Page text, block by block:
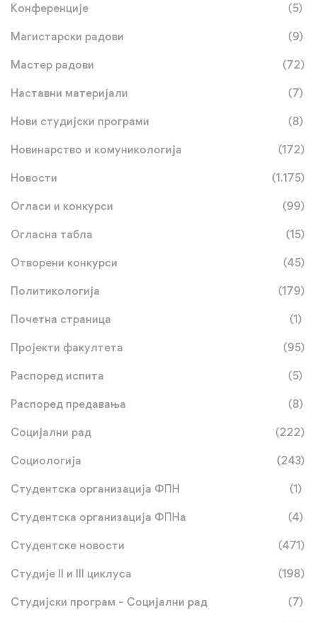
Конференције (5)
Магистарски радови (9)
Мастер радови (72)
Наставни материјали (7)
Нови студијски програми (8)
Новинарство и комуникологија (172)
Новости (1.175)
Огласи и конкурси (99)
Огласна табла (15)
Отворени конкурси (45)
Политикологија (179)
Почетна страница (1)
Пројекти факултета (95)
Распоред испита (5)
Распоред предавања (8)
Социјални рад (222)
Социологија (243)
Студентска организација ФПН (1)
Студентска организација ФПНа (4)
Студентске новости (471)
Студије II и III циклуса (198)
Студијски програм – Социјални рад (7)